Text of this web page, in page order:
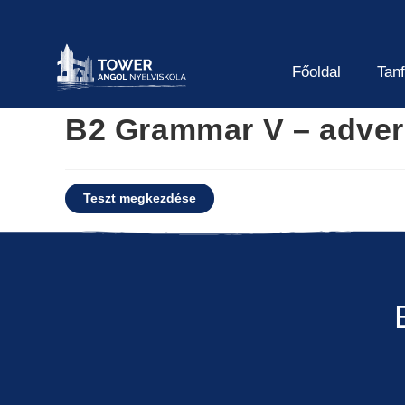
Főoldal
B2 Grammar V –